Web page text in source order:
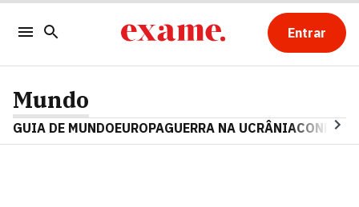
Entrar
Mundo
GUIA DE MUNDOEUROPAGUERRA NA UCRÂNIA